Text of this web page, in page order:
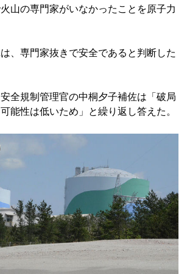
山の専門家がいなかったことを原子力
、専門家抜きで安全であると判断した
全規制管理官の中桐夕子補佐は「破局
能性は低いため」と繰り返し答えた。